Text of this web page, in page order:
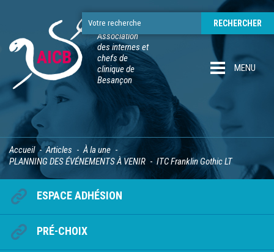
Association
des internes et
chefs de
clinique de
Besançon
MENU
Accueil Articles
À la une
PLANNING DES ÉVÉNEMENTS À VENIR
ITC Franklin Gothic LT
ESPACE ADHÉSION
PRÉ-CHOIX